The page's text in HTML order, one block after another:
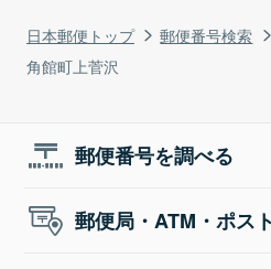
日本郵便トップ 郵便番号検索
角館町上菅沢
郵便番号を調べる
郵便局・ATM・ポス